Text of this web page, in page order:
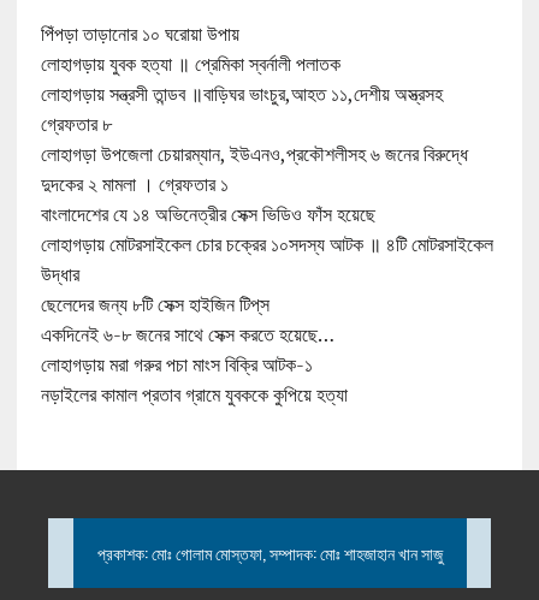
পিঁপড়া তাড়ানোর ১০ ঘরোয়া উপায়
লোহাগড়ায় যুবক হত্যা ॥ প্রেমিকা স্বর্নালী পলাতক
লোহাগড়ায় সন্ত্রসী তান্ডব ॥বাড়িঘর ভাংচুর,আহত ১১,দেশীয় অস্ত্রসহ
গ্রেফতার ৮
লোহাগড়া উপজেলা চেয়ারম্যান, ইউএনও,প্রকৌশলীসহ ৬ জনের বিরুদ্ধে
দুদকের ২ মামলা । গ্রেফতার ১
বাংলাদেশের যে ১৪ অভিনেত্রীর সেক্স ভিডিও ফাঁস হয়েছে
লোহাগড়ায় মোটরসাইকেল চোর চক্রের ১০সদস্য আটক ॥ ৪টি মোটরসাইকেল
উদ্ধার
ছেলেদের জন্য ৮টি সেক্স হাইজিন টিপ্‌স
একদিনেই ৬-৮ জনের সাথে সেক্স করতে হয়েছে…
লোহাগড়ায় মরা গরুর পচা মাংস বিক্রি আটক-১
নড়াইলের কামাল প্রতাব গ্রামে যুবককে কুপিয়ে হত্যা
প্রকাশক: মোঃ গোলাম মোস্তফা, সম্পাদক: মোঃ শাহজাহান খান সাজু